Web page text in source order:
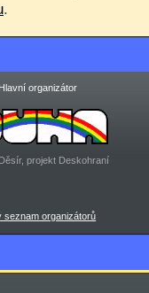
.
Hlavní organizátor
projekt Deskohraní
seznam organizátorů